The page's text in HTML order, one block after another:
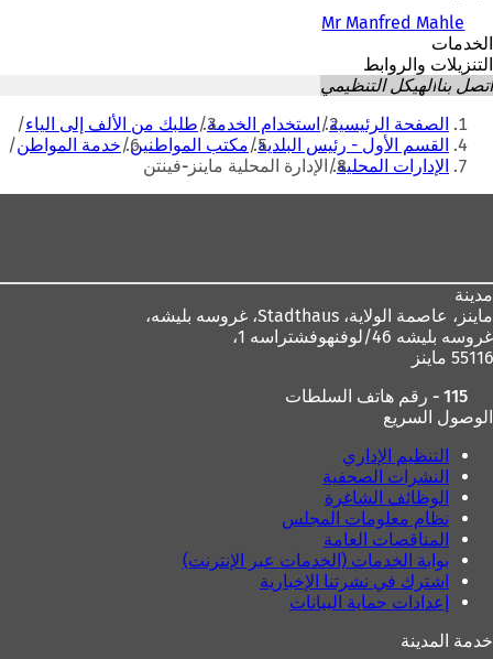
Mr Manfred Mahle
الخدمات
التنزيلات والروابط
اتصل بناالهيكل التنظيمي
أنت
هنا
الصفحة الرئيسية استخدام الخدمة طلبك من الألف إلى الياء
القسم الأول - رئيس البلدية مكتب المواطنين خدمة المواطن
الإدارات المحلية الإدارة المحلية ماينز-فينتن
مدينة
ماينز، عاصمة الولاية،
غروسه بليشه 46/لوفنهوفشتراسه 1،
55116 ماينز
115 - رقم هاتف السلطات
الوصول السريع
التنظيم الإداري
النشرات الصحفية
الوظائف الشاغرة
نظام معلومات المجلس
المناقصات العامة
بوابة الخدمات (الخدمات عبر الإنترنت)
اشترك في نشرتنا الإخبارية
إعدادات حماية البيانات
خدمة المدينة